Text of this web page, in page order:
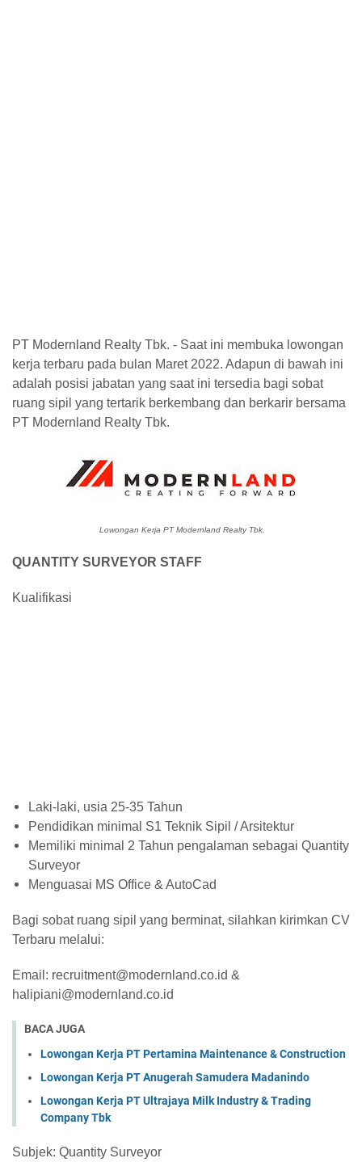
PT Modernland Realty Tbk. - Saat ini membuka lowongan
kerja terbaru pada bulan Maret 2022. Adapun di bawah ini
adalah posisi jabatan yang saat ini tersedia bagi sobat
ruang sipil yang tertarik berkembang dan berkarir bersama
PT Modernland Realty Tbk.
Lowongan Kerja PT Modernland Realty Tbk.
QUANTITY SURVEYOR STAFF
Kualifikasi
Laki-laki, usia 25-35 Tahun
Pendidikan minimal S1 Teknik Sipil / Arsitektur
Memiliki minimal 2 Tahun pengalaman sebagai Quantity
Surveyor
Menguasai MS Office & AutoCad
Bagi sobat ruang sipil yang berminat, silahkan kirimkan CV
Terbaru melalui:
Email: recruitment@modernland.co.id &
halipiani@modernland.co.id
BACA JUGA
Lowongan Kerja PT Pertamina Maintenance & Construction
Lowongan Kerja PT Anugerah Samudera Madanindo
Lowongan Kerja PT Ultrajaya Milk Industry & Trading
Company Tbk
Subjek: Quantity Surveyor